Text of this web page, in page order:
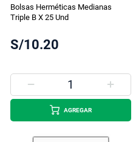
Bolsas Herméticas Medianas
Triple B X 25 Und
S/10.20
AGREGAR